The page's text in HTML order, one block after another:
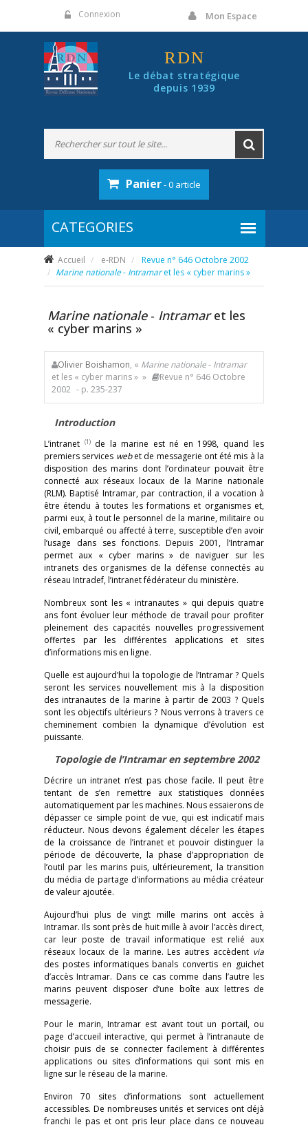
Connexion Mon Espace
RDN
Le débat stratégique
depuis 1939
Panier- 0 article
Accueil e-RDN
Revue n° 646 Octobre 2002
Marine nationale- Intramaret les « cyber marins »
Marine nationale- Intramaret les
« cyber marins »
Olivier Boishamon, « Marine nationale- Intramar
et les « cyber marins » »
Revue n° 646 Octobre
2002 - p. 235-237
Introduction
L’intranet (1)de la marine est né en 1998, quand les
premiers services webet de messagerie ont été mis à la
disposition des marins dont l’ordinateur pouvait être
connecté aux réseaux locaux de la Marine nationale
(RLM). Baptisé Intramar, par contraction, il a vocation à
être étendu à toutes les formations et organismes et,
parmi eux, à tout le personnel de la marine, militaire ou
civil, embarqué ou affecté à terre, susceptible d’en avoir
l’usage dans ses fonctions. Depuis 2001, l’Intramar
permet aux « cyber marins » de naviguer sur les
intranets des organismes de la défense connectés au
réseau Intradef, l’intranet fédérateur du ministère.
Nombreux sont les « intranautes » qui depuis quatre
ans font évoluer leur méthode de travail pour profiter
pleinement des capacités nouvelles progressivement
offertes par les différentes applications et sites
d’informations mis en ligne.
Quelle est aujourd’hui la topologie de l’Intramar ? Quels
seront les services nouvellement mis à la disposition
des intranautes de la marine à partir de 2003 ? Quels
sont les objectifs ultérieurs ? Nous verrons à travers ce
cheminement combien la dynamique d’évolution est
puissante.
Topologie de l’Intramar en septembre 2002
Décrire un intranet n’est pas chose facile. Il peut être
tentant de s’en remettre aux statistiques données
automatiquement par les machines. Nous essaierons de
dépasser ce simple point de vue, qui est indicatif mais
réducteur. Nous devons également déceler les étapes
de la croissance de l’intranet et pouvoir distinguer la
période de découverte, la phase d’appropriation de
l’outil par les marins puis, ultérieurement, la transition
du média de partage d’informations au média créateur
de valeur ajoutée.
Aujourd’hui plus de vingt mille marins ont accès à
Intramar. Ils sont près de huit mille à avoir l’accès direct,
car leur poste de travail informatique est relié aux
réseaux locaux de la marine. Les autres accèdent via
des postes informatiques banals convertis en guichet
d’accès Intramar. Dans ce cas comme dans l’autre les
marins peuvent disposer d’une boîte aux lettres de
messagerie.
Pour le marin, Intramar est avant tout un portail, ou
page d’accueil interactive, qui permet à l’intranaute de
choisir puis de se connecter facilement à différentes
applications ou sites d’informations qui sont mis en
ligne sur le réseau de la marine.
Environ 70 sites d’informations sont actuellement
accessibles. De nombreuses unités et services ont déjà
franchi le pas et ont pris leur place dans ce nouveau